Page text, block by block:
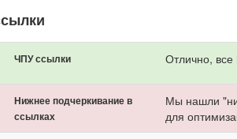
ЧПУ ссылки Отлично,
Нижнее подчеркивание в
ссылках
Мы нашли
для